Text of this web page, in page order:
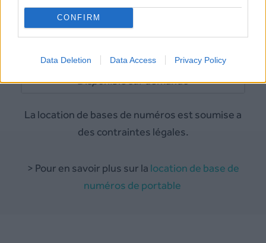
CONFIRM
Data Deletion Data Access Privacy Policy
Pour plus de détail,
Location de base de données (Islande)
Disponible sur demande
La location de bases de numéros est soumise a
des contraintes légales.
> Pour en savoir plus sur la location de base de
numéros de portable